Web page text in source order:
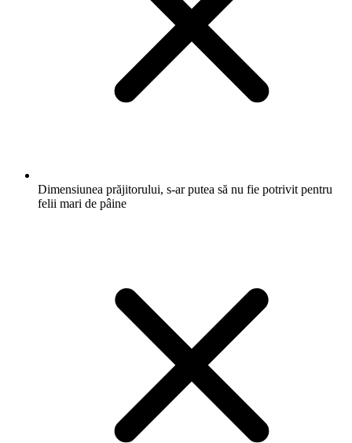
Dimensiunea prăjitorului, s-ar putea să nu fie potrivit pentru
felii mari de pâine